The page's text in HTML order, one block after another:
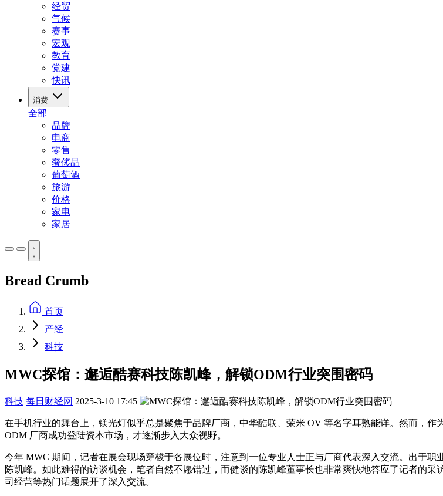
经贸
气候
赛事
宏观
教育
党建
快讯
消费
全部
品牌
电商
零售
奢侈品
葡萄酒
旅游
价格
家电
家居
Bread Crumb
首页
产经
科技
MWC探馆：邂逅酷赛科技陈凯峰，解锁ODM行业突围密码
科技 每日财经网 2025-3-10 17:45
在手机行业的舞台上，镁光灯似乎总是聚焦于品牌厂商，中华酷联、荣米 OV 等名字耳熟能详。然而，
ODM 厂商成功登陆资本市场，才逐渐步入大众视野。
今年 MWC 期间，记者在展会现场穿梭于各展位时，注意到一位专业人士正与厂商代表深入交流。出于
陈凯峰。如此难得的访谈机会，笔者自然不愿错过，而健谈的陈凯峰董事长也非常爽快地答应了记者的
司经营等热门话题展开了深入交流。